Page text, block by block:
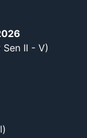
Sen II - V)